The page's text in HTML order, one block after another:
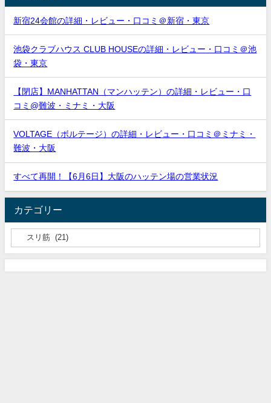
新宿24会館の詳細・レビュー・口コミ＠新宿・東京
池袋クラブハウス CLUB HOUSEの詳細・レビュー・口コミ＠池
袋・東京
【閉店】MANHATTAN（マンハッテン）の詳細・レビュー・口
コミ@難波・ミナミ・大阪
VOLTAGE（ボルテージ）の詳細・レビュー・口コミ＠ミナミ・
難波・大阪
すべて再開！【6月6日】大阪のハッテン場の営業状況
カテゴリー